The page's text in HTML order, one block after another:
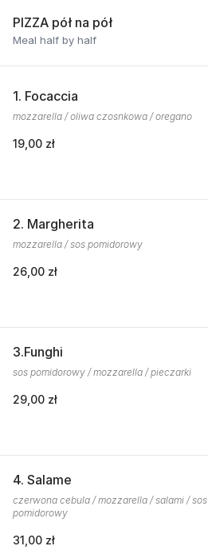
PIZZA pół na pół
Meal half by half
1. Focaccia
mozzarella / oliwa czosnkowa / oregano
19,00 zł
2. Margherita
mozzarella / sos pomidorowy
26,00 zł
3.Funghi
sos pomidorowy / mozzarella / pieczarki
29,00 zł
4. Salame
czerwona cebula / mozzarella / salami / sos
pomidorowy
31,00 zł